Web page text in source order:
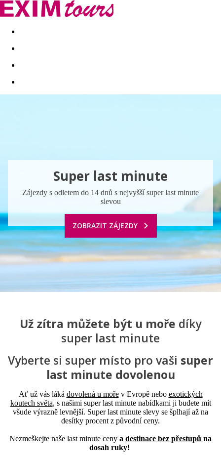
Akční nabídky Last minute
Super last minute
Zájezdy s odletem do 14 dnů s nejvyšší super last minute
slevou
ZOBRAZIT ZÁJEZDY
Už zítra můžete být u moře díky
super last minute
Vyberte si super místo pro vaši super
last minute dovolenou
Ať už vás láká dovolená u mořev Evropě nebo exotických
koutech světa, s našimi super last minute nabídkami ji budete mít
všude výrazně levnější. Super last minute slevy se šplhají až na
desítky procent z původní ceny.
Nezmeškejte naše last minute ceny a destinace bez přestupů na
dosah ruky!